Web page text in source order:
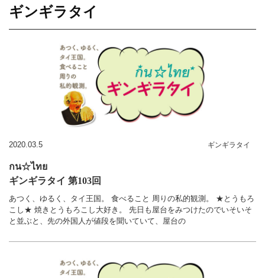
ギンギラタイ
2020.03.5 ギンギラタイ
กน☆ไทย
ギンギラタイ 第103回
あつく、ゆるく、タイ王国。 食べること 周りの私的観測。 ★とうもろ
こし★ 焼きとうもろこし大好き。 先日も屋台をみつけたのでいそいそ
と並ぶと、先の外国人が値段を聞いていて、屋台の